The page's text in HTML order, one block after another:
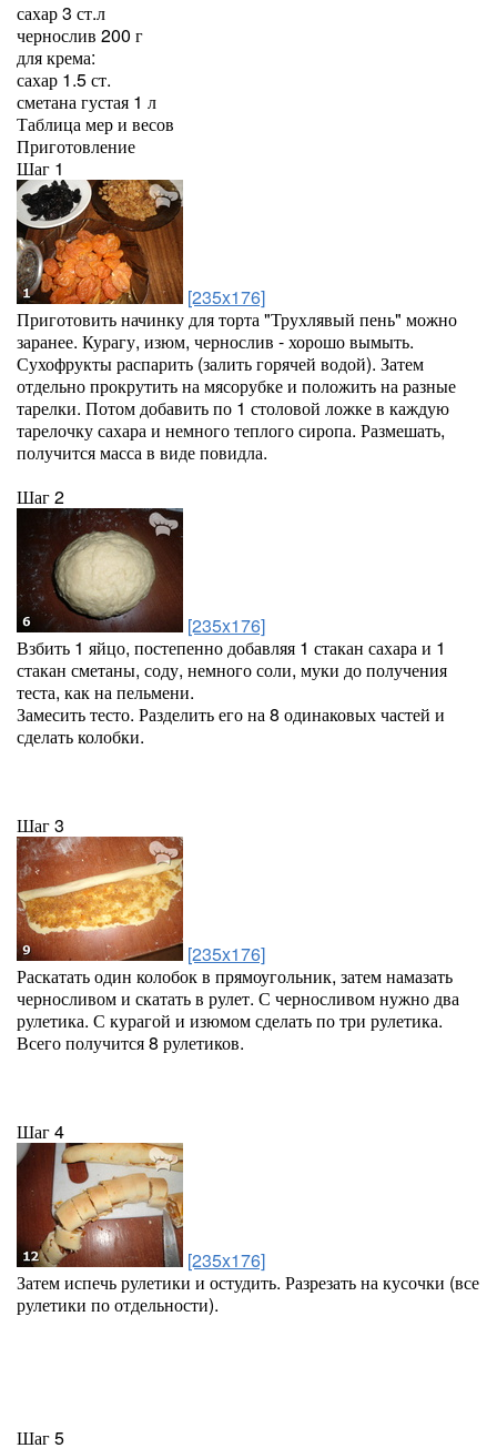
сахар 3 ст.л
чернослив 200 г
для крема:
сахар 1.5 ст.
сметана густая 1 л
Таблица мер и весов
Приготовление
Шаг 1
[235x176]
Приготовить начинку для торта "Трухлявый пень" можно
заранее. Курагу, изюм, чернослив - хорошо вымыть.
Сухофрукты распарить (залить горячей водой). Затем
отдельно прокрутить на мясорубке и положить на разные
тарелки. Потом добавить по 1 столовой ложке в каждую
тарелочку сахара и немного теплого сиропа. Размешать,
получится масса в виде повидла.
Шаг 2
[235x176]
Взбить 1 яйцо, постепенно добавляя 1 стакан сахара и 1
стакан сметаны, соду, немного соли, муки до получения
теста, как на пельмени.
Замесить тесто. Разделить его на 8 одинаковых частей и
сделать колобки.
Шаг 3
[235x176]
Раскатать один колобок в прямоугольник, затем намазать
черносливом и скатать в рулет. С черносливом нужно два
рулетика. С курагой и изюмом сделать по три рулетика.
Всего получится 8 рулетиков.
Шаг 4
[235x176]
Затем испечь рулетики и остудить. Разрезать на кусочки (все
рулетики по отдельности).
Шаг 5